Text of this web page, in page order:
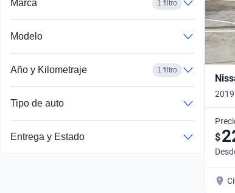
Marca 1 filtro
Modelo
Año y Kilometraje 1 filtro
Tipo de auto
Entrega y Estado $